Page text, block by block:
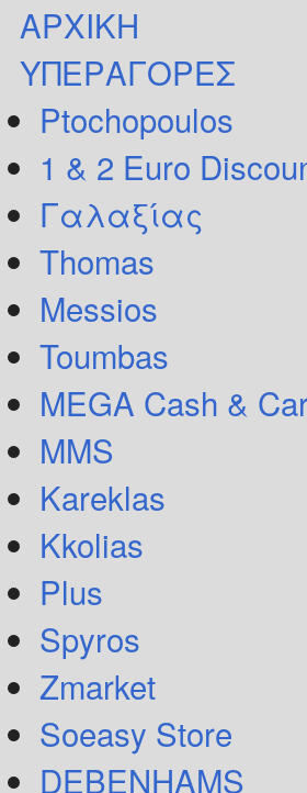
ΑΡΧΙΚΗ
ΥΠΕΡΑΓΟΡΕΣ
Ptochopoulos
1 & 2 Euro
Γαλαξίας
Thomas
Messios
Toumbas
MEGA Cash &
MMS
Kareklas
Kkolias
Plus
Spyros
Zmarket
Soeasy Store
DEBENHAMS